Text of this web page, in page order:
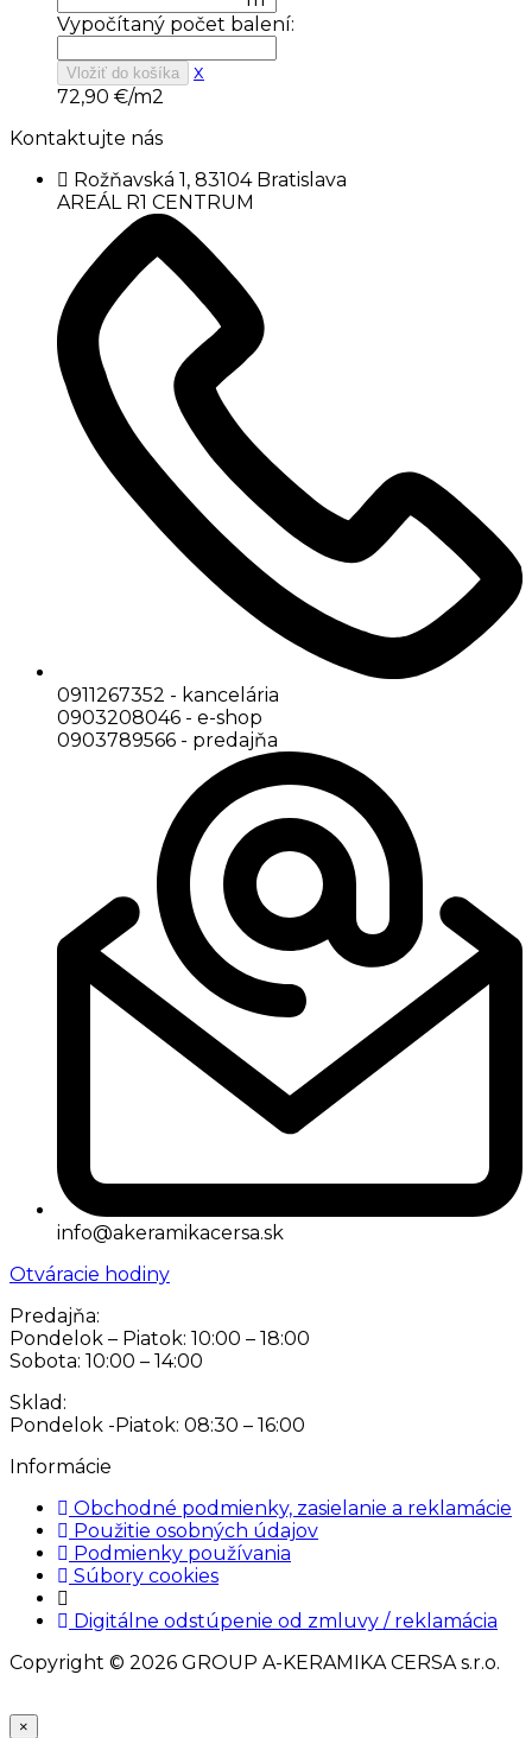
Vypočítaný počet balení:
Vložiť do košíka
x
72,90 €/m2
Kontaktujte nás
Rožňavská 1, 83104 Bratislava
AREÁL R1 CENTRUM
0911267352 - kancelária
0903208046 - e-shop
0903789566 - predajňa
info@akeramikacersa.sk
Otváracie hodiny
Predajňa:
Pondelok – Piatok: 10:00 – 18:00
Sobota: 10:00 – 14:00
Sklad:
Pondelok -Piatok: 08:30 – 16:00
Informácie
Obchodné podmienky, zasielanie a reklamácie
Použitie osobných údajov
Podmienky používania
Súbory cookies
Digitálne odstúpenie od zmluvy / reklamácia
Copyright © 2026 GROUP A-KERAMIKA CERSA s.r.o.
×